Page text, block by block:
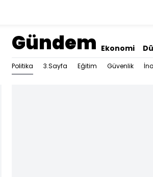
Gündem Ekonomi
Politika 3.Sayfa Eğitim Güvenlik